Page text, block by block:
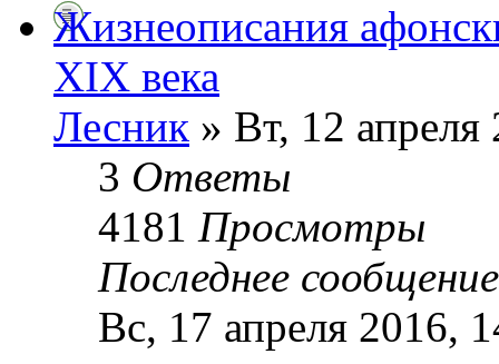
Жизнеописания
XIX века
Лесник » Вт, 12
3 Ответы
4181 Просмотры
Последнее
Вс, 17 апреля 2016,